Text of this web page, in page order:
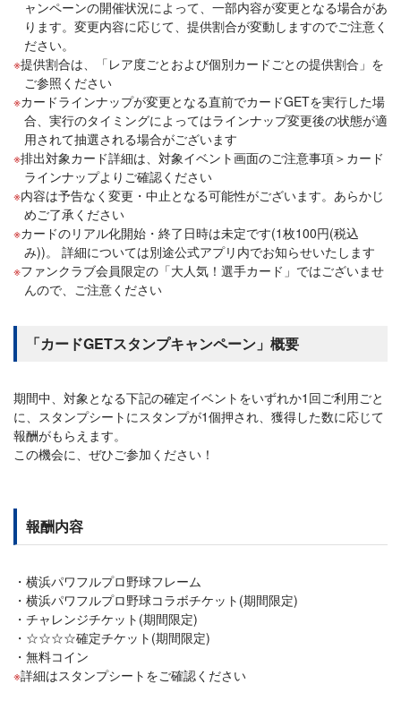
ャンペーンの開催状況によって、一部内容が変更となる場合があ
ります。変更内容に応じて、提供割合が変動しますのでご注意く
ださい。
提供割合は、「レア度ごとおよび個別カードごとの提供割合」を
ご参照ください
カードラインナップが変更となる直前でカードGETを実行した場
合、実行のタイミングによってはラインナップ変更後の状態が適
用されて抽選される場合がございます
排出対象カード詳細は、対象イベント画面のご注意事項＞カード
ラインナップよりご確認ください
内容は予告なく変更・中止となる可能性がございます。あらかじ
めご了承ください
カードのリアル化開始・終了日時は未定です(1枚100円(税込
み))。 詳細については別途公式アプリ内でお知らせいたします
ファンクラブ会員限定の「大人気！選手カード」ではございませ
んので、ご注意ください
「カードGETスタンプキャンペーン」概要
期間中、対象となる下記の確定イベントをいずれか1回ご利用ごと
に、スタンプシートにスタンプが1個押され、獲得した数に応じて
報酬がもらえます。
この機会に、ぜひご参加ください！
報酬内容
横浜パワフルプロ野球フレーム
横浜パワフルプロ野球コラボチケット(期間限定)
チャレンジチケット(期間限定)
☆☆☆☆確定チケット(期間限定)
無料コイン
詳細はスタンプシートをご確認ください